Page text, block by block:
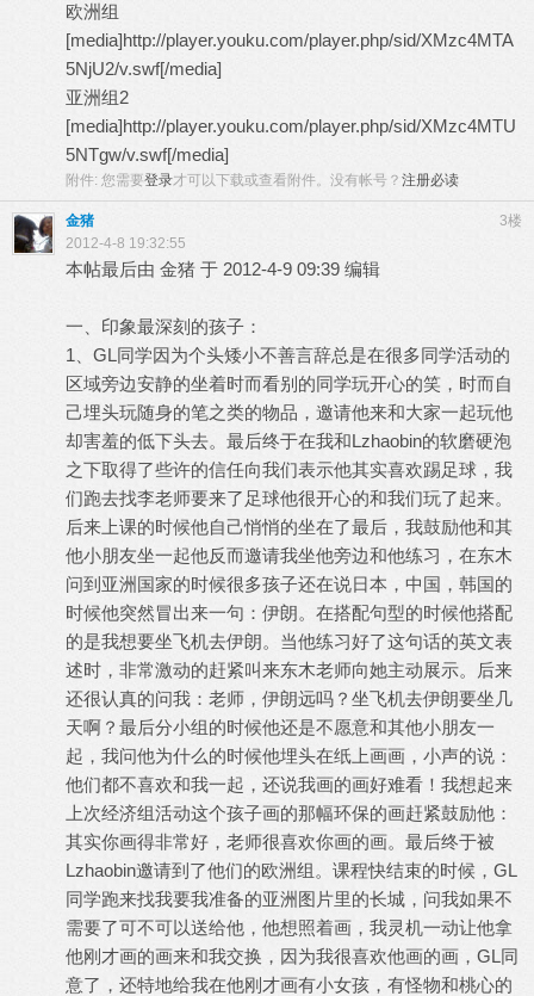
欧洲组
[media]http://player.youku.com/player.php/sid/XMzc4MTA
5NjU2/v.swf[/media]
亚洲组2
[media]http://player.youku.com/player.php/sid/XMzc4MTU
5NTgw/v.swf[/media]
附件: 您需要登录才可以下载或查看附件。没有帐号？ 注册必读
3楼
金猪
2012-4-8 19:32:55
本帖最后由 金猪 于 2012-4-9 09:39 编辑
一、印象最深刻的孩子：
1、GL同学因为个头矮小不善言辞总是在很多同学活动的
区域旁边安静的坐着时而看别的同学玩开心的笑，时而自
己埋头玩随身的笔之类的物品，邀请他来和大家一起玩他
却害羞的低下头去。最后终于在我和Lzhaobin的软磨硬泡
之下取得了些许的信任向我们表示他其实喜欢踢足球，我
们跑去找李老师要来了足球他很开心的和我们玩了起来。
后来上课的时候他自己悄悄的坐在了最后，我鼓励他和其
他小朋友坐一起他反而邀请我坐他旁边和他练习，在东木
问到亚洲国家的时候很多孩子还在说日本，中国，韩国的
时候他突然冒出来一句：伊朗。在搭配句型的时候他搭配
的是我想要坐飞机去伊朗。当他练习好了这句话的英文表
述时，非常激动的赶紧叫来东木老师向她主动展示。后来
还很认真的问我：老师，伊朗远吗？坐飞机去伊朗要坐几
天啊？最后分小组的时候他还是不愿意和其他小朋友一
起，我问他为什么的时候他埋头在纸上画画，小声的说：
他们都不喜欢和我一起，还说我画的画好难看！我想起来
上次经济组活动这个孩子画的那幅环保的画赶紧鼓励他：
其实你画得非常好，老师很喜欢你画的画。最后终于被
Lzhaobin邀请到了他们的欧洲组。课程快结束的时候，GL
同学跑来找我要我准备的亚洲图片里的长城，问我如果不
需要了可不可以送给他，他想照着画，我灵机一动让他拿
他刚才画的画来和我交换，因为我很喜欢他画的画，GL同
意了，还特地给我在他刚才画有小女孩，有怪物和桃心的